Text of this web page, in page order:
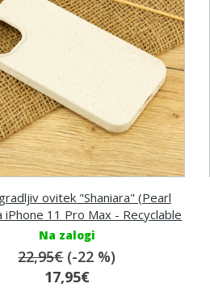
ovitek "Shaniara" (Pearl
iPhone 11 Pro Max - Recyclable
Na zalogi
22,95€(-22 %)
17,95€